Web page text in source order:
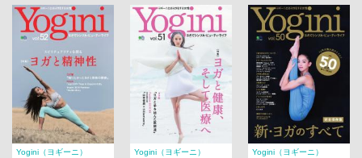
Yogini（ヨギーニ）
Yogini（ヨギーニ）
Yogini（ヨギーニ）